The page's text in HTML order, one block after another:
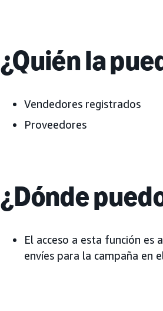
¿Quién la
Vendedores registrados
Proveedores
¿Dónde
El acceso a esta función es
envíes para la campaña en